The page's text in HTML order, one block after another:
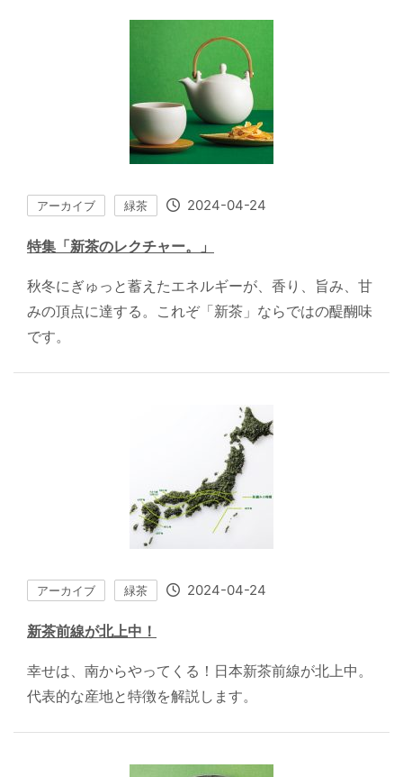
アーカイブ 緑茶 2024-04-24
特集「新茶のレクチャー。」
秋冬にぎゅっと蓄えたエネルギーが、香り、旨み、甘
みの頂点に達する。これぞ「新茶」ならではの醍醐味
です。
アーカイブ 緑茶 2024-04-24
新茶前線が北上中！
幸せは、南からやってくる！日本新茶前線が北上中。
代表的な産地と特徴を解説します。